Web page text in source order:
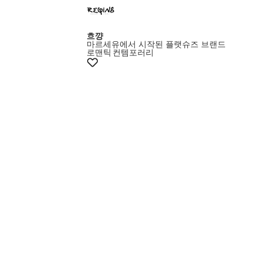
흐꺙
마르세유에서 시작된 플랫슈즈 브랜드
로맨틱 컨템포러리